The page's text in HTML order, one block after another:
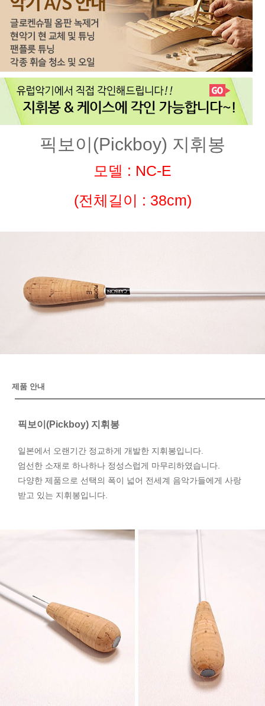
픽보이(Pickboy) 지휘봉
모델 : NC-E
(전체길이 : 38cm)
제품 안내
픽보이(Pickboy) 지휘봉
일본에서 오랜기간 정교하게 개발한 지휘봉입니다.
엄선한 소재로 하나하나 정성스럽게 마무리하였습니다.
다양한 제품으로 선택의 폭이 넓어 전세계 음악가들에게 사랑
받고 있는 지휘봉입니다.